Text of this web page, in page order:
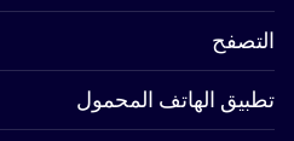
التصفح
تطبيق الهاتف المحمول